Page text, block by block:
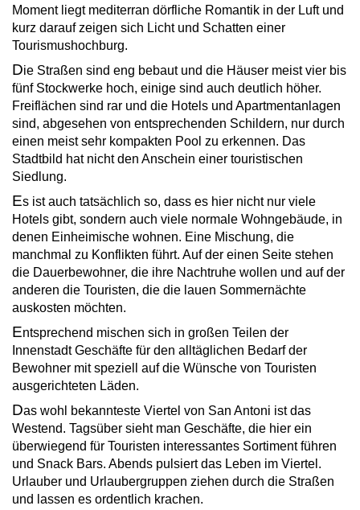
Moment liegt mediterran dörfliche Romantik in der Luft und
kurz darauf zeigen sich Licht und Schatten einer
Tourismus­hochburg.
Die Straßen sind eng bebaut und die Häuser meist vier bis
fünf Stockwerke hoch, einige sind auch deutlich höher.
Freiflächen sind rar und die Hotels und Apartment­anlagen
sind, abgesehen von entsprechenden Schildern, nur durch
einen meist sehr kompakten Pool zu erkennen. Das
Stadtbild hat nicht den Anschein einer touristischen
Siedlung.
Es ist auch tatsächlich so, dass es hier nicht nur viele
Hotels gibt, sondern auch viele normale Wohn­gebäude, in
denen Ein­heim­ische wohnen. Eine Mischung, die
manchmal zu Konflikten führt. Auf der einen Seite stehen
die Dauer­bewohner, die ihre Nachtruhe wollen und auf der
anderen die Touristen, die die lauen Sommernächte
auskosten möchten.
Entsprechend mischen sich in großen Teilen der
Innenstadt Geschäfte für den alltäglichen Bedarf der
Bewohner mit speziell auf die Wünsche von Touristen
ausgerichteten Läden.
Das wohl bekannteste Viertel von San Antoni ist das
Westend. Tagsüber sieht man Geschäfte, die hier ein
überwiegend für Touristen interessantes Sortiment führen
und Snack Bars. Abends pulsiert das Leben im Viertel.
Urlauber und Urlauber­gruppen ziehen durch die Straßen
und lassen es ordentlich krachen.